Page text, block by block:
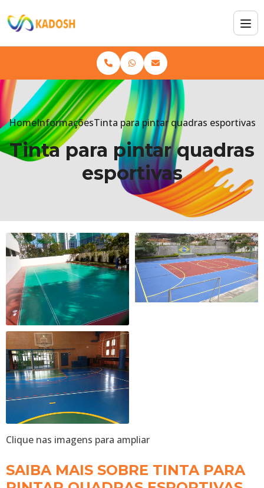
HomeInformaçõesTinta para pintar quadras esportivas
Tinta para pintar quadras
esportivas
Clique nas imagens para ampliar
SAIBA MAIS SOBRE TINTA PARA